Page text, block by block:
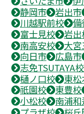
静岡市
岩出市
川越駅前校
備
富士見校
岩出
南高安校
大
向日市
広島市
志免TSUTAYA校
樋ノ口校
東
祇園校
東豊校
小松校
南浦